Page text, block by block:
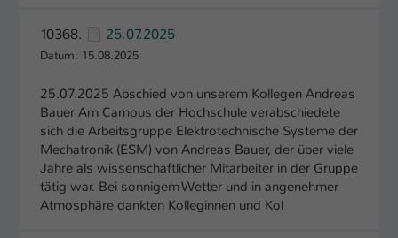
10368. 25.07.2025
Datum: 15.08.2025
25.07.2025 Abschied von unserem Kollegen Andreas
Bauer Am Campus der Hochschule verabschiedete
sich die Arbeitsgruppe Elektrotechnische Systeme der
Mechatronik (ESM) von Andreas Bauer, der über viele
Jahre als wissenschaftlicher Mitarbeiter in der Gruppe
tätig war. Bei sonnigem Wetter und in angenehmer
Atmosphäre dankten Kolleginnen und Kol